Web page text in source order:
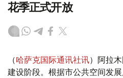
花季正式开放
（哈萨克国际通讯社讯）阿拉
建设阶段。根据市公共空间发